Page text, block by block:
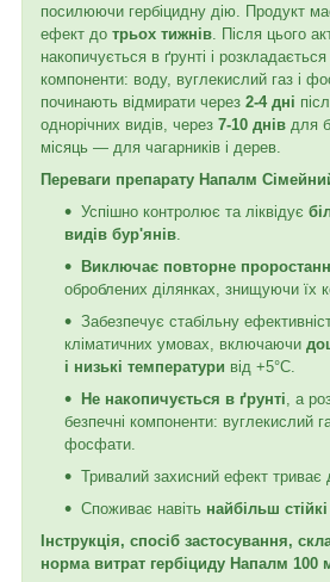
посилюючи гербіцидну дію. Продукт
ефект до трьох тижнів. Після цього
накопичується в ґрунті і
компоненти: воду, вуглекислий газ і
починають відмирати через 2-4 дні
однорічних видів, через 7-10 днів для
місяць — для чагарників і дерев.
Переваги препарату Напалм
Успішно контролює та ліквідує
видів бур'янів.
Виключає повторне
оброблених ділянках, знищуючи їх
Забезпечує стабільну
кліматичних умовах, включаючи
і низькі температури від +5°C.
Не накопичується в ґрунті, а
безпечні компоненти: вуглекислий
фосфати.
Тривалий захисний ефект триває
Споживає навіть найбільш
Інструкція, спосіб застосування,
норма витрат гербіциду Напалм 100